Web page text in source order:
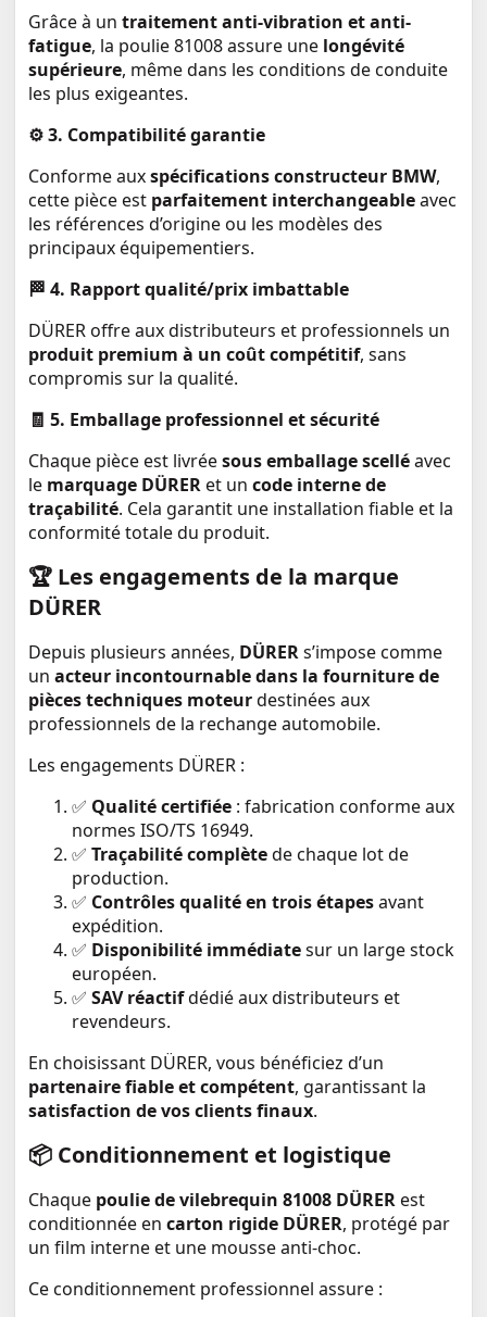
Grâce à untraitement anti-vibration et anti-
fatigue, la poulie 81008 assure une longévité
supérieure, même dans les conditions de conduite
les plus exigeantes.
⚙️3. Compatibilité garantie
Conforme auxspécifications constructeur BMW,
cette pièce est parfaitement interchangeableavec
les références d’origine ou les modèles des
principaux équipementiers.
🏁4. Rapport qualité/prix imbattable
DÜRER offre aux distributeurs et professionnels un
produit premium à un coût compétitif, sans
compromis sur la qualité.
🧾5. Emballage professionnel et sécurité
Chaque pièce est livréesous emballage scelléavec
le marquage DÜRERet uncode interne de
traçabilité. Cela garantit une installation fiable et la
conformité totale du produit.
🏆 Les engagements de la marque
DÜRER
Depuis plusieurs années, DÜRERs’impose comme
unacteur incontournable dans la fourniture de
pièces techniques moteurdestinées aux
professionnels de la rechange automobile.
Les engagements DÜRER :
✅ Qualité certifiée : fabrication conforme aux
normes ISO/TS 16949.
✅Traçabilité complètede chaque lot de
production.
✅ Contrôles qualité en trois étapesavant
expédition.
✅ Disponibilité immédiatesur un large stock
européen.
✅SAV réactifdédié aux distributeurs et
revendeurs.
En choisissant DÜRER, vous bénéficiez d’un
partenaire fiable et compétent, garantissant la
satisfaction de vos clients finaux.
📦 Conditionnement et logistique
Chaque poulie de vilebrequin 81008 DÜRERest
conditionnée encarton rigide DÜRER, protégé par
un film interne et une mousse anti-choc.
Ce conditionnement professionnel assure :